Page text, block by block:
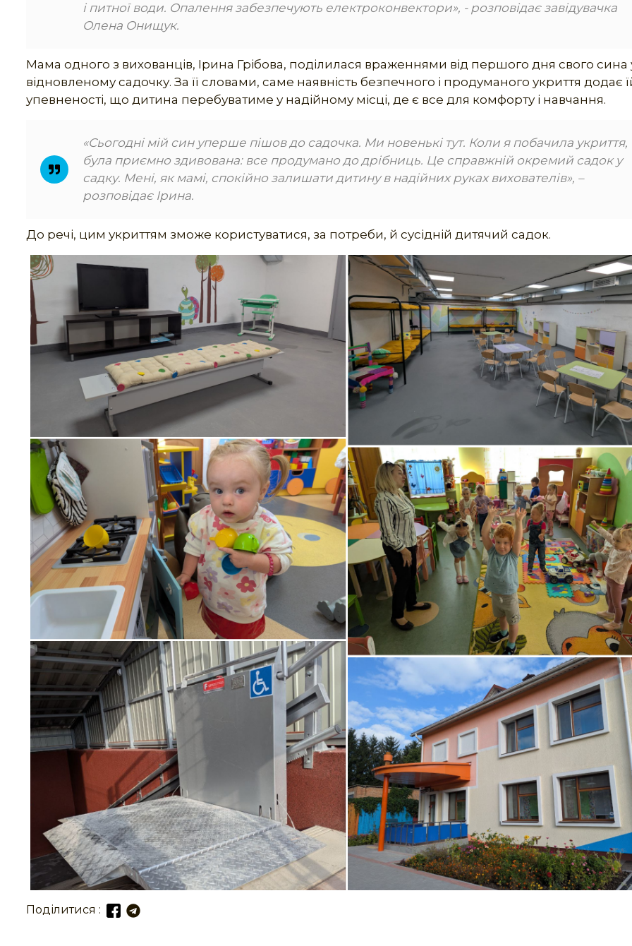
і питної води. Опалення забезпечують електроконвектори», - розповідає завідувачка
Олена Онищук.
Мама одного з вихованців, Ірина Грібова, поділилася враженнями від першого дня свого сина
відновленому садочку. За її словами, саме наявність безпечного і продуманого укриття додає
упевненості, що дитина перебуватиме у надійному місці, де є все для комфорту і навчання.
«Сьогодні мій син уперше пішов до садочка. Ми новенькі тут. Коли я побачила укриття,
була приємно здивована: все продумано до дрібниць. Це справжній окремий садок у
садку. Мені, як мамі, спокійно залишати дитину в надійних руках вихователів», –
розповідає Ірина.
До речі, цим укриттям зможе користуватися, за потреби, й сусідній дитячий садок.
Поділитися :